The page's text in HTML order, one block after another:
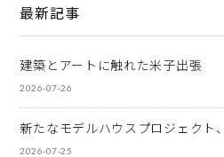
最新記事
建築とアートに触れた米子出張
2026-07-26
新たなモデルハウスプロジェクト
2026-07-25